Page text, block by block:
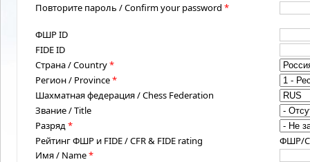
Повторите пароль / Confirm your password *
ФШР ID
FIDE ID
Страна / Country*
Регион / Province*
Шахматная федерация / Chess Federation
Звание / Title
Разряд*
Рейтинг ФШР и FIDE / CFR & FIDE rating
ФШР/
Имя / Name*